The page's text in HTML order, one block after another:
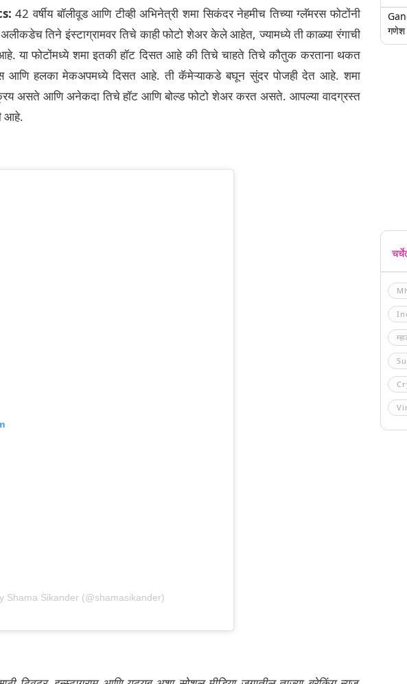
42 वर्षीय बॉलीवूड आणि टीव्ही अभिनेत्री शमा सिकंदर नेहमीच तिच्या ग्लॅमरस फोटोंनी
तिने इंस्टाग्रामवर तिचे काही फोटो शेअर केले आहेत, ज्यामध्ये ती काळ्या रंगाची
या फोटोंमध्ये शमा इतकी हॉट दिसत आहे की तिचे चाहते तिचे कौतुक करताना थकत
आणि हलका मेकअपमध्ये दिसत आहे.ती कॅमेऱ्याकडे बघून सुंदर पोजही देत ​​आहे. शमा
असते आणि अनेकदा तिचे हॉट आणि बोल्ड फोटो शेअर करत असते. आपल्या वादग्रस्त
आहे.
Shama Sikander (@shamasikander)
गणेश